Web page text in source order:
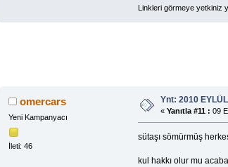
Linkleri görmeye yetkiniz
omercars
Yeni Kampanyacı
İleti: 46
Ynt: 2010
« Yanıtla #11 : 09
sütaşı sömürmüş
kul hakkı olur mu acaba